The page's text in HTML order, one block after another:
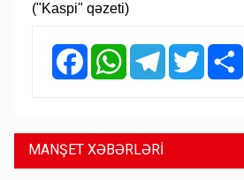
("Kaspi" qəzeti)
FacebookWhatsAppTelegramTwitter
MANŞET XƏBƏRLƏRİ